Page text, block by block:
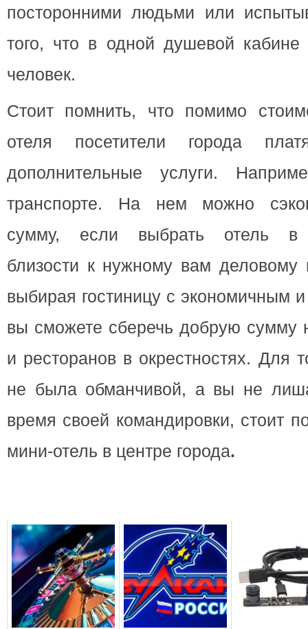
посторонними людьми или
того, что в одной душевой
человек.
Стоит помнить, что помимо
отеля посетители города
дополнительные услуги.
транспорте. На нем можно
сумму, если выбрать отель в
близости к нужному вам деловому
выбирая гостиницу с экономичным
вы сможете сберечь добрую
и ресторанов в окрестностях. Для
не была обманчивой, а вы не
время своей командировки, стоит
мини-отель в центре города.